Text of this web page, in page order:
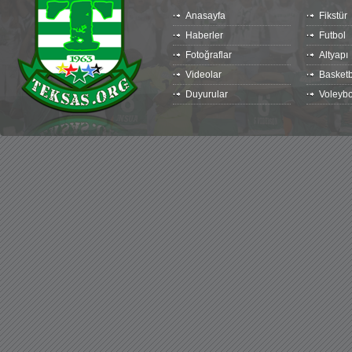
Anasayfa
Haberler
Fotoğraflar
Videolar
Duyurular
Fikstür
Futbol
Altyapı